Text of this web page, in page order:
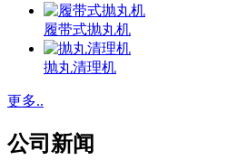
履带式抛丸机
抛丸清理机
更多..
公司新闻